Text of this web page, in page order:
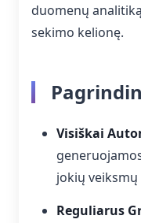
duomenų
sekimo kelionę.
Visiškai
jokių veiksmų
Reguliarus